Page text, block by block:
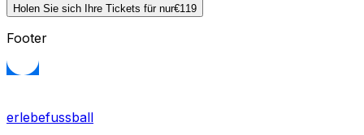
Holen Sie sich Ihre Tickets für nur€119
Footer
erlebefussball